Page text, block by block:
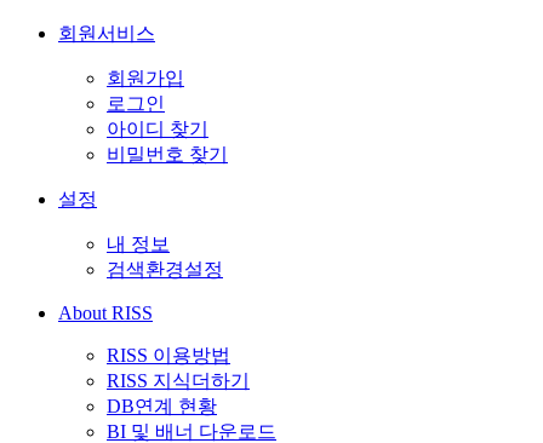
회원서비스
회원가입
로그인
아이디 찾기
비밀번호 찾기
설정
내 정보
검색환경설정
About RISS
RISS 이용방법
RISS 지식더하기
DB연계 현황
BI 및 배너 다운로드